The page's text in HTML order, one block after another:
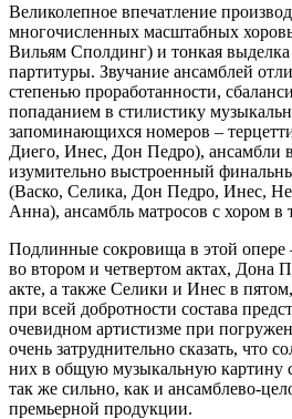
Великолепное впечатление
многочисленных масштабных
Вильям Сполдинг) и тонкая выделка
партитуры. Звучание ансамблей
степенью проработанности,
попаданием в стилистику
запоминающихся номеров –
Диего, Инес, Дон Педро), ансамбли
изумительно выстроенный
(Васко, Селика, Дон Педро, Инес,
Анна), ансамбль матросов с хором в
Подлинные сокровища в этой
во втором и четвертом актах, Дона
акте, а также Селики и Инес в
при всей добротности состава
очевидном артистизме при
очень затруднительно сказать, что
них в общую музыкальную картину
так же сильно, как и ансамблево-
премьерной продукции.